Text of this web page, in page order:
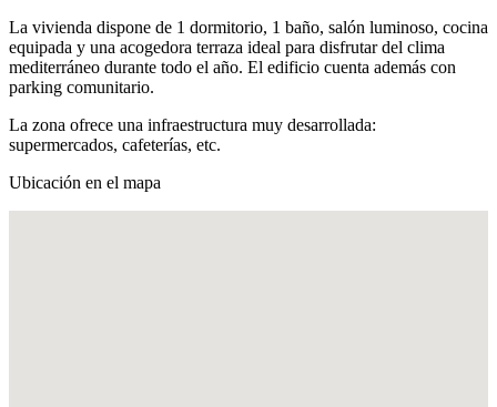
La vivienda dispone de 1 dormitorio, 1 baño, salón luminoso, cocina
equipada y una acogedora terraza ideal para disfrutar del clima
mediterráneo durante todo el año. El edificio cuenta además con
parking comunitario.
La zona ofrece una infraestructura muy desarrollada:
supermercados, cafeterías, etc.
Ubicación en el mapa